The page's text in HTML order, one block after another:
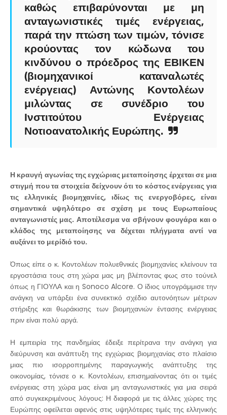
καθώς επιβαρύνονται με μη
ανταγωνιστικές τιμές ενέργειας,
παρά την πτώση των τιμών, τόνισε
κρούοντας τον κώδωνα του
κινδύνου ο πρόεδρος της ΕΒΙΚΕΝ
(βιομηχανικοί καταναλωτές
ενέργειας) Αντώνης Κοντολέων
μιλώντας σε συνέδριο του
Ινστιτούτου Ενέργειας
Νοτιοανατολικής Ευρώπης.
Η κραυγή αγωνίας της εγχώριας μεταποίησης έρχεται σε μια
στιγμή που τα στοιχεία δείχνουν ότι το κόστος ενέργειας για
τις ελληνικές βιομηχανίες, ιδίως τις ενεργοβόρες, είναι
σημαντικά υψηλότερο σε σχέση με τους Ευρωπαίους
ανταγωνιστές μας. Αποτέλεσμα να σβήνουν φουγάρα και ο
κλάδος της μεταποίησης να δέχεται πλήγματα αντί να
αυξάνει το μερίδιό του.
Όπως είπε ο κ. Κοντολέων πολυεθνικές βιομηχανίες κλείνουν τα
εργοστάσια τους στη χώρα μας μη βλέποντας φως στο τούνελ
όπως η ΓΙΟΥΛΑ και η Sonoco Alcore. Ο ίδιος υπογράμμισε την
ανάγκη να υπάρξει ένα συνεκτικό σχέδιο αυτονόητων μέτρων
στήριξης και θωράκισης των βιομηχανιών έντασης ενέργειας
πριν είναι πολύ αργά.
Η εμπειρία της πανδημίας έδειξε περίτρανα την ανάγκη για
διεύρυνση και ανάπτυξη της εγχώριας βιομηχανίας στο πλαίσιο
μιας πιο ισορροπημένης παραγωγικής ανάπτυξης της
οικονομίας, τόνισε ο κ. Κοντολέων, επισημαίνοντας ότι οι τιμές
ενέργειας στη χώρα μας είναι μη ανταγωνιστικές για μια σειρά
από συγκεκριμένους λόγους: Η διαφορά με τις άλλες χώρες της
Ευρώπης οφείλεται αφενός στις υψηλότερες τιμές της ελληνικής